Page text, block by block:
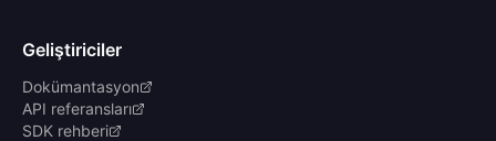
Geliştiriciler
Dokümantasyon
API referansları
SDK rehberi